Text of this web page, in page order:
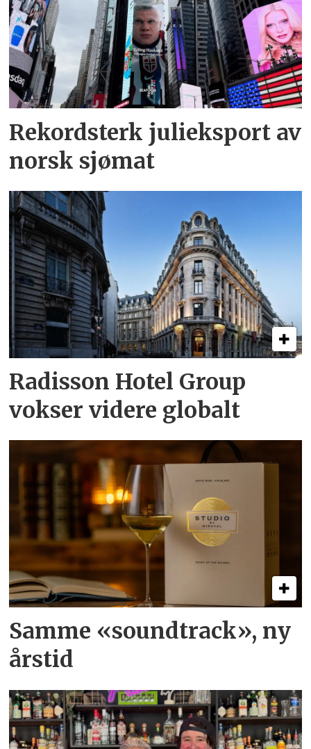
Rekordsterk julieksport av
norsk sjømat
Radisson Hotel Group
vokser videre globalt
Samme «soundtrack», ny
årstid